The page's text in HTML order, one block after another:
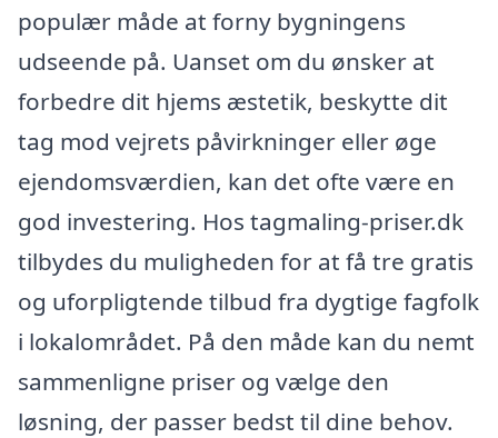
populær måde at forny bygningens
udseende på. Uanset om du ønsker at
forbedre dit hjems æstetik, beskytte dit
tag mod vejrets påvirkninger eller øge
ejendomsværdien, kan det ofte være en
god investering. Hos tagmaling-priser.dk
tilbydes du muligheden for at få tre gratis
og uforpligtende tilbud fra dygtige fagfolk
i lokalområdet. På den måde kan du nemt
sammenligne priser og vælge den
løsning, der passer bedst til dine behov.